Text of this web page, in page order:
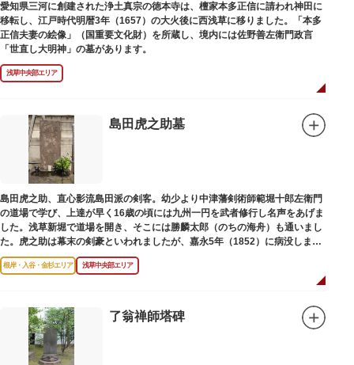
愛知県三河に創建された浄土真宗の徳本寺は、檀家本多正信に請われ神田に
移転し、江戸時代明暦3年（1657）の大火後に西浅草に移りました。「本多
正信夫妻の絵像」（国重要文化財）を所蔵し、境内には佐野善左衛門政言
「世直し大明神」の墓があります。
浅草中央部エリア
島田虎之助墓
島田虎之助、直心影流島田派の剣客。幼少より中津藩剣術師範堀十郎左衛門
の道場で学び、上達が早く16歳の頃には九州一円を武者修行し名声をあげま
した。浅草新堀で道場を開き、そこには勝麟太郎（のちの海舟）も通いまし
た。虎之助は幕末の剣豪といわれましたが、嘉永5年（1852）に病没しまし
た。お墓は正定寺（しょうじょうじ）にあります。
根岸・入谷・金杉エリア 浅草中央部エリア
了翁禅師塔碑